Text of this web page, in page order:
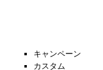
キャンペーン
カスタム